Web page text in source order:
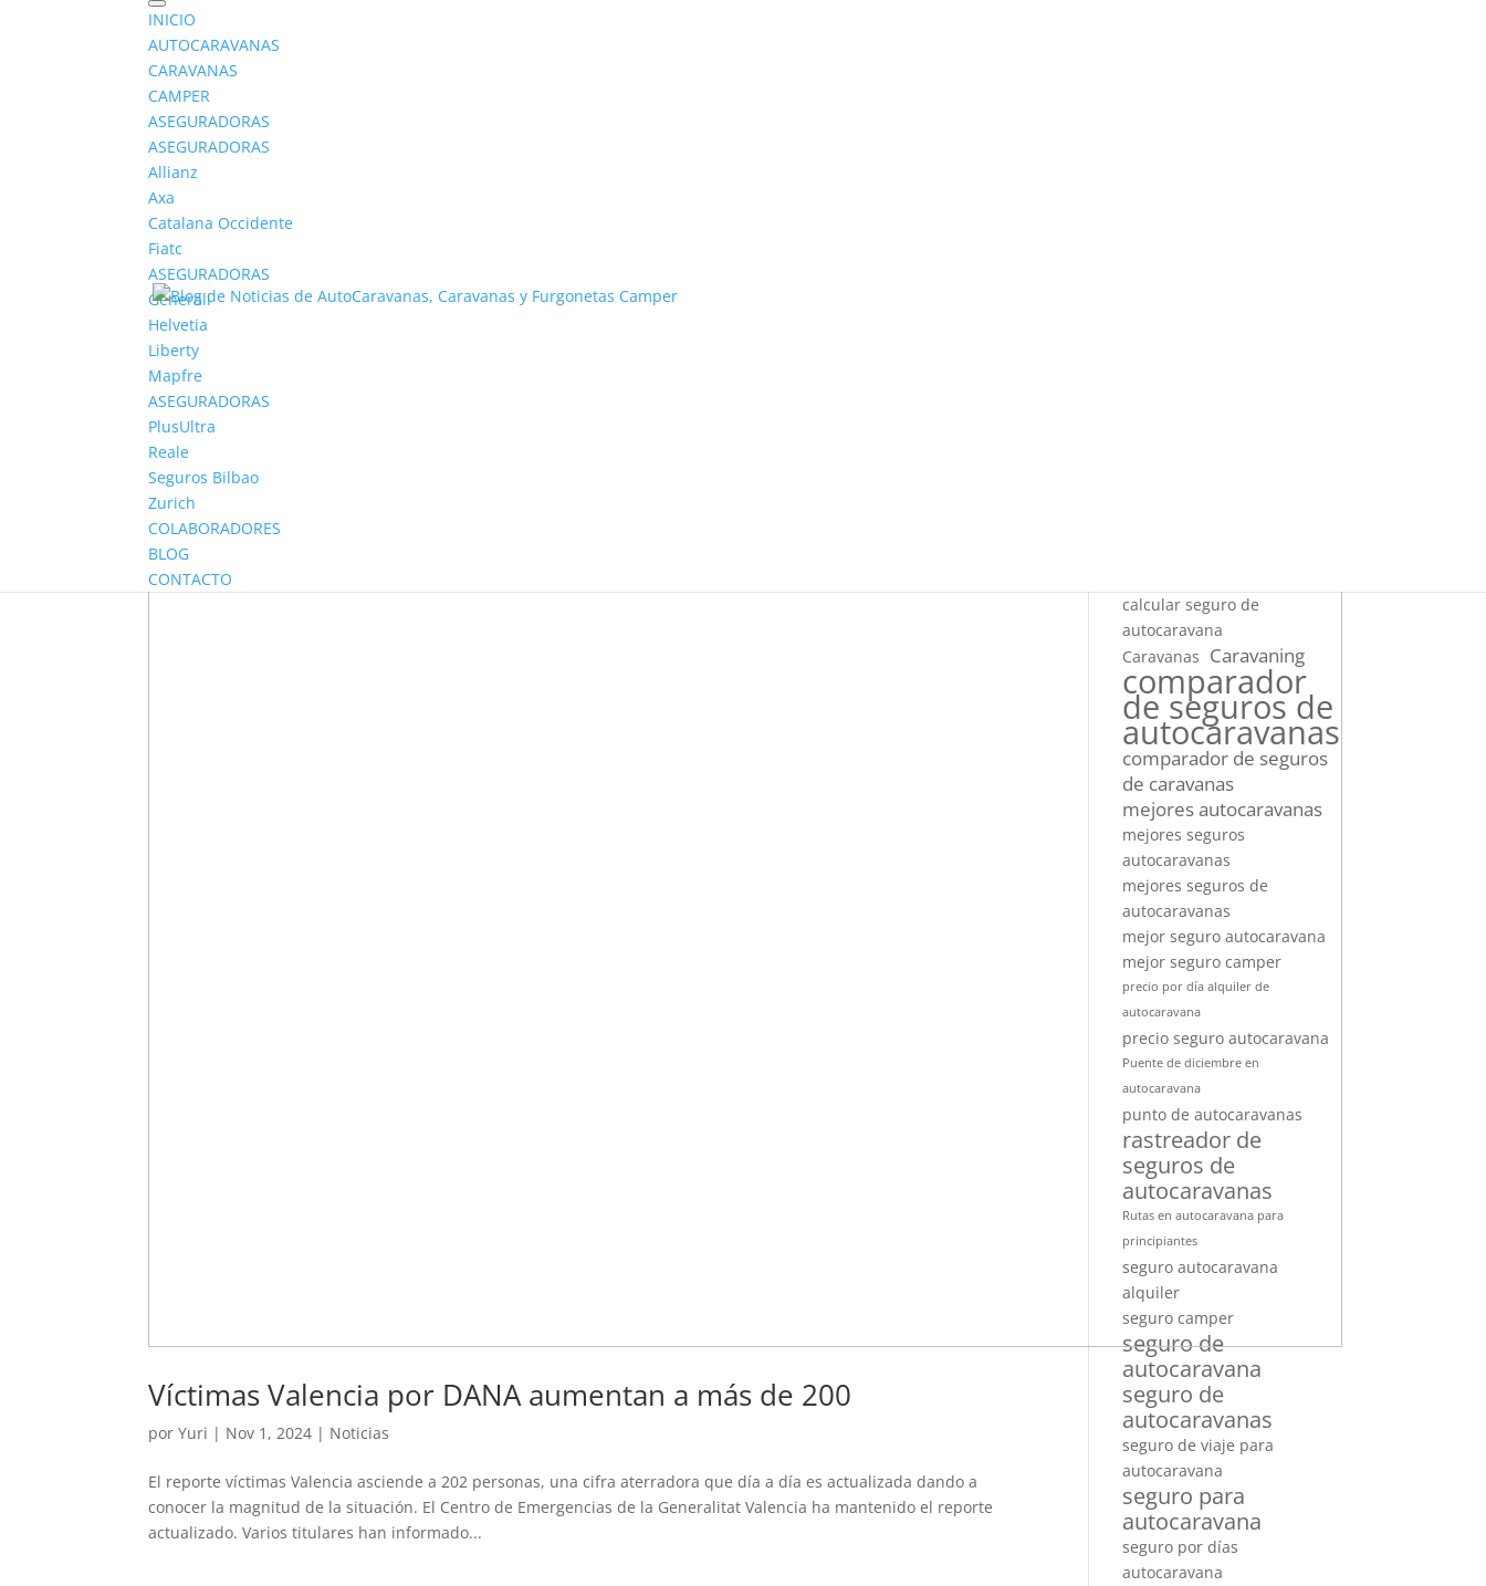
INICIO
AUTOCARAVANAS
CARAVANAS
CAMPER
ASEGURADORAS
ASEGURADORAS
Allianz
Axa
Catalana Occidente
Fiatc
ASEGURADORAS
Generali
Helvetia
Liberty
Mapfre
ASEGURADORAS
PlusUltra
Reale
Seguros Bilbao
Zurich
COLABORADORES
BLOG
CONTACTO
Víctimas Valencia por DANA aumentan a más de 200
porYuri | Nov 1, 2024 | Noticias
El reporte víctimas Valencia asciende a 202 personas, una cifra aterradora que día a día es actualizada dando a
conocer la magnitud de la situación. El Centro de Emergencias de la Generalitat Valencia ha mantenido el reporte
actualizado. Varios titulares han informado...
calcular seguro de
autocaravana
Caravanas Caravaning
comparador
de seguros de
autocaravanas
comparador de seguros
de caravanas
mejores autocaravanas
mejores seguros
autocaravanas
mejores seguros de
autocaravanas
mejor seguro autocaravana
mejor seguro camper
precio por día alquiler de
autocaravana
precio seguro autocaravana
Puente de diciembre en
autocaravana
punto de autocaravanas
rastreador de
seguros de
autocaravanas
Rutas en autocaravana para
principiantes
seguro autocaravana
alquiler
seguro camper
seguro de
autocaravana
seguro de
autocaravanas
seguro de viaje para
autocaravana
seguro para
autocaravana
seguro por días
autocaravana